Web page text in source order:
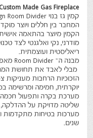
Custom Made Gas Fireplace
קמין גז בנוי Room Divider
המחבר בין חללים ויוצר
הקמין מיוצר בהתאמה
מודרני, נקי ואלגנטי לצד
ריאליסטית ועוצמתית.
מבנה ה־ Room Divider
מבלי לאבד את תחושת
הזכוכיות הרחבות מעניקות
יוקרתית, חמימה ומרשימה
מערכת בקרה ותפעול
שליטה מדויקת על
מערכות בטיחות מתקדמות
שנים.